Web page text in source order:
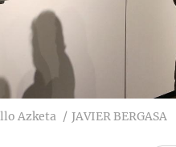
Azketa JAVIER BERGASA